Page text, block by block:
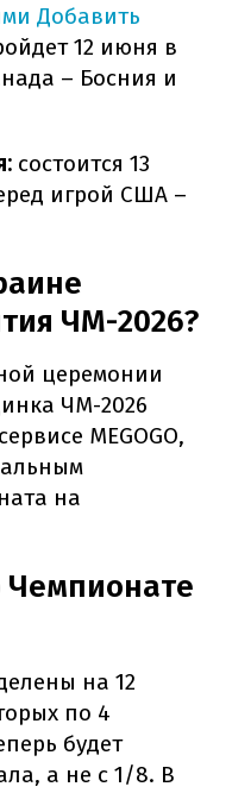
Добавить
12 июня в
– Босния и
состоится 13
игрой США –
ЧМ-2026?
церемонии
ЧМ-2026
MEGOGO,
на
Чемпионате
на 12
по 4
будет
а не с 1/8. В